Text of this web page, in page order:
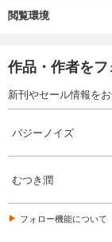
閲覧環境
作品・作者を
新刊やセール情報をお
バジーノイズ
むつき潤
フォロー機能について